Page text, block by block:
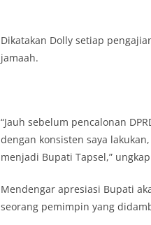
Dikatakan Dolly setiap
jamaah.
“Jauh sebelum pencalonan
dengan konsisten saya
menjadi Bupati Tapsel,”
Mendengar apresiasi Bupati
seorang pemimpin yang